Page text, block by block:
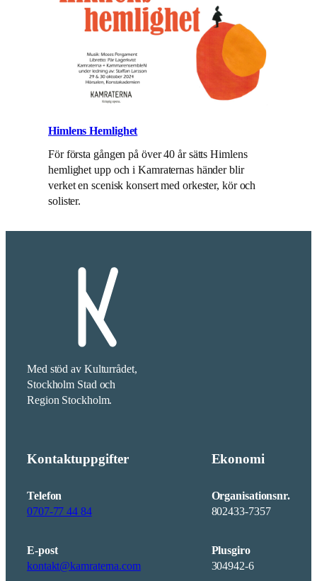
Himlens Hemlighet
För första gången på över 40 år sätts Himlens
hemlighet upp och i Kamraternas händer blir
verket en scenisk konsert med orkester, kör och
solister.
Med stöd av Kulturrådet,
Stockholm Stad och
Region Stockholm.
Kontaktuppgifter
Telefon
0707-77 44 84
E-post
kontakt@kamraterna.com
Ekonomi
Organisationsnr.
802433-7357
Plusgiro
304942-6